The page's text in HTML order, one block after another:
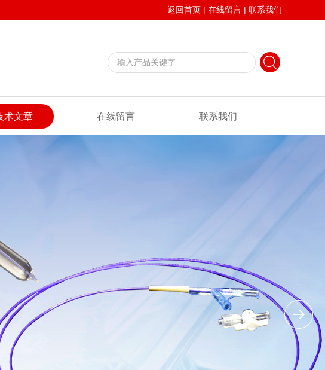
返回首页 | 在线留言 | 联系我们
术文章 在线留言 联系我们